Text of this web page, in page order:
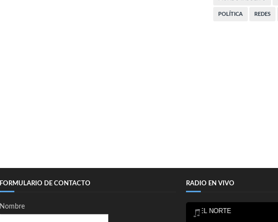
POLÍTICA REDES
FORMULARIO DE CONTACTO
Nombre
RADIO EN VIVO